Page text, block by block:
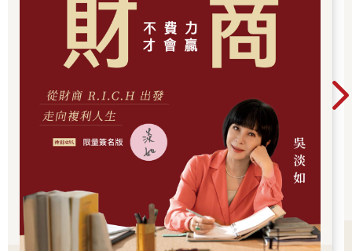
著釦領襯衫、梳著約翰．甘迺迪式的髮型，就會被警方攔下。這
一夜共有兩百名青少年遭逮，其中八十五人由巴士迅速送進築地
監獄，歷經整晚的起訴和訓誡，憂心忡忡的父母也連忙趕來探
隔天，刑警向報紙揭露御幸族的邪惡伎倆，例如將菸藏在厚厚的
英文書裡。警方也承認，不是所有御幸族都幹了什麼壞事，但這
場突襲還是有其必要，如此「才能保護這些年輕人，免得他們
『變成』罪犯」。這場逮捕行動也證實了警方的憂慮，他們擔心
日本的男性氣概岌岌可危其實與青少年對時尚的高度興趣有關。
刑警對於御幸族男孩以「女性化」的用字遣詞說話相當反感。
警方決心驅趕這些顛覆了傳統的年輕人，在隔週週六夜裡再度掃
蕩銀座，逮捕漏網之魚。警方的強硬手段相當成功，直到年底，